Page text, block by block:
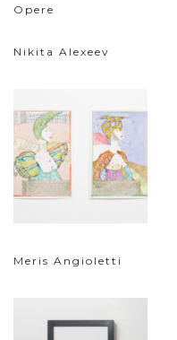
Opere
Nikita Alexeev
Meris Angioletti